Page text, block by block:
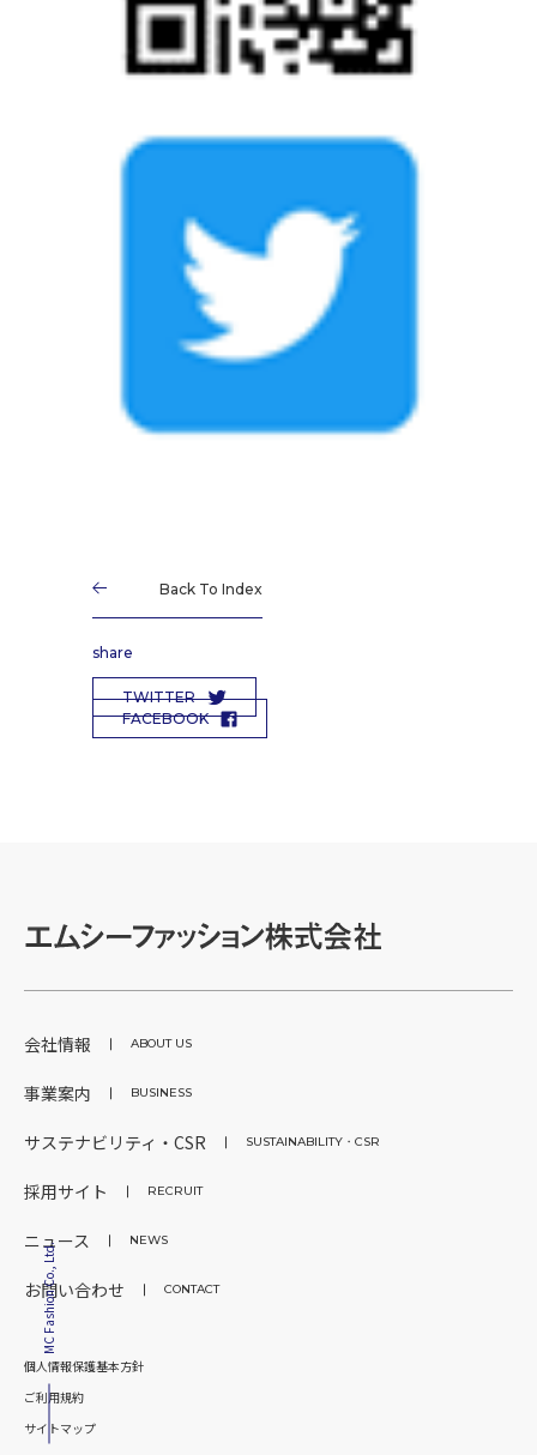
MC Fashion Co., Ltd.
Back To Index
share
TWITTER
FACEBOOK
会社情報 ABOUT US
事業案内 BUSINESS
サステナビリティ・CSR SUSTAINABILITY・CSR
採用サイト RECRUIT
ニュース NEWS
お問い合わせ CONTACT
個人情報保護基本方針
ご利用規約
サイトマップ